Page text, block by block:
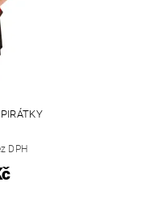
DPH